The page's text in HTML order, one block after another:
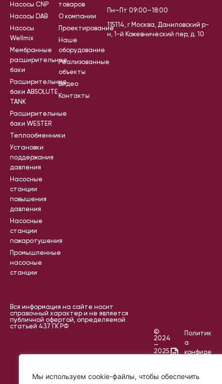
Мы используем cookie-файлы, чтобы обеспечить
Насосы CNP
Насосы DAB
Насосы
Wellmix
Мембранные
расширительные
баки
Расширительные
баки ABSOLUTE
TANK
Расширительные
баки WESTER
Теплообменники
Установки
поддержания
давления
Насосные
станции
повышения
давления
Насосные
станции
пожаротушения
Промышленные
насосные
станции
товаров
О компании
Проектирование
Наше
оборудование
Реализованные
объекты
Видео
Контакты
Пн–Пт 09:00–18:00
115114, г Москва, Даниловский р-
н, 1-й Кожевнический пер, д. 10
Вся информация на сайте носит
справочный характер и не является
публичной офертой, определяемой
статьей 437 ГК РФ
©
2024
—
2025
Политик
а
конфиде
Пользов